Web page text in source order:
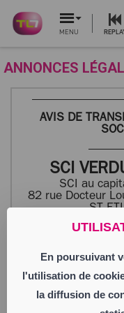
En poursuivant
l'utilisation de
la diffusion de
MENU
ANNONCES
AVIS DE
SCI
SCI au
82 rue Docteur
ST
833 042 351
Aux termes d’une
02/06/2026,
a décidé de
82 rue du Docteur